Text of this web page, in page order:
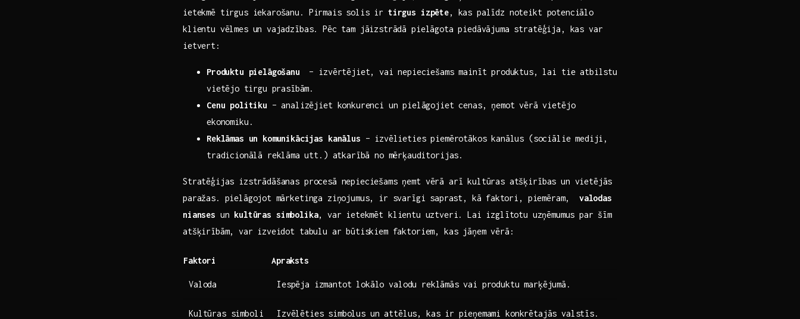
ietekmē tirgus iekarošanu. Pirmais ‍solis ir tirgus izpēte, kas palīdz noteikt potenciālo
klientu vēlmes ‍un⁣ vajadzības. Pēc tam jāizstrādā pielāgota piedāvājuma stratēģija, kas‍ var
ietvert:
Produktu pielāgošanu ‌ – izvērtējiet, vai nepieciešams mainīt produktus, ​lai tie atbilstu
vietējo⁢ tirgu prasībām.
Cenu‌ politiku –‍ analizējiet konkurenci‍ un pielāgojiet cenas,‍ ņemot‍ vērā vietējo
ekonomiku.
Reklāmas un komunikācijas kanālus ‌– izvēlieties ​piemērotākos kanālus (sociālie ⁢mediji,
tradicionālā reklāma⁣ utt.) atkarībā no mērķauditorijas.
Stratēģijas izstrādāšanas procesā nepieciešams ņemt vērā ‌arī kultūras atšķirības un vietējās⁤
paražas. pielāgojot ⁤mārketinga ziņojumus, ir svarīgi ⁢saprast, kā⁢ faktori, piemēram, ‍ valodas
nianses un kultūras simbolika, var ⁣ietekmēt klientu uztveri. Lai⁤ izglītotu uzņēmumus par šīm⁣
atšķirībām, ‍var ⁢izveidot tabulu ar būtiskiem faktoriem, kas jāņem vērā:
Faktori Apraksts
Valoda Iespēja izmantot ​lokālo‌ valodu reklāmās⁢ vai produktu marķējumā.
Kultūras simboli Izvēlēties simbolus​ un attēlus, kas⁢ ir pieņemami konkrētajās valstīs.